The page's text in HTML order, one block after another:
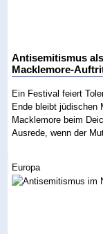
Antisemitismus
Macklemore-
Ein Festival feiert
Ende bleibt jüdischen
Macklemore beim
Ausrede, wenn der
Europa